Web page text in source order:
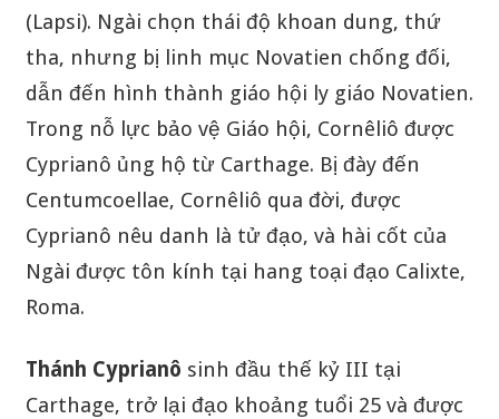
(Lapsi). Ngài chọn thái độ khoan dung, thứ
tha, nhưng bị linh mục Novatien chống đối,
dẫn đến hình thành giáo hội ly giáo Novatien.
Trong nỗ lực bảo vệ Giáo hội, Cornêliô được
Cyprianô ủng hộ từ Carthage. Bị đày đến
Centumcoellae, Cornêliô qua đời, được
Cyprianô nêu danh là tử đạo, và hài cốt của
Ngài được tôn kính tại hang toại đạo Calixte,
Roma.
Thánh Cyprianô sinh đầu thế kỷ III tại
Carthage, trở lại đạo khoảng tuổi 25 và được